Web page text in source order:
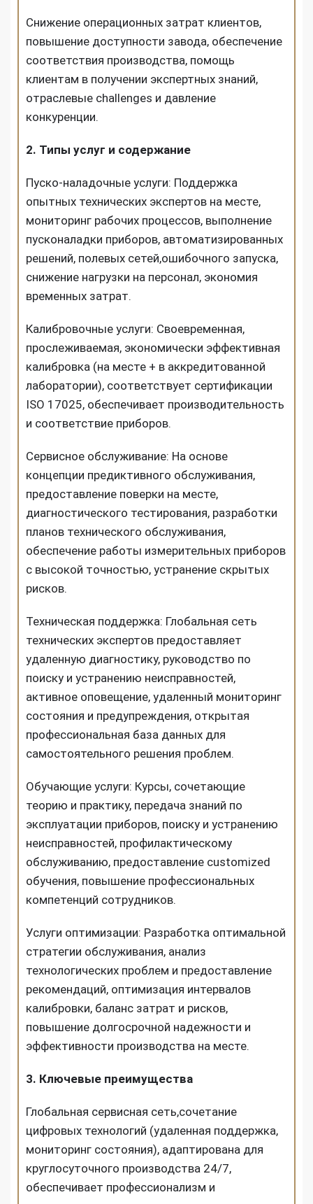
Снижение операционных затрат клиентов,
повышение доступности завода, обеспечение
соответствия производства, помощь
клиентам в получении экспертных знаний,
отраслевые challenges и давление
конкуренции.
2. Типы услуг и содержание
Пуско-наладочные услуги: Поддержка
опытных технических экспертов на месте,
мониторинг рабочих процессов, выполнение
пусконаладки приборов, автоматизированных
решений, полевых сетей,ошибочного запуска,
снижение нагрузки на персонал, экономия
временных затрат.
Калибровочные услуги: Своевременная,
прослеживаемая, экономически эффективная
калибровка (на месте + в аккредитованной
лаборатории), соответствует сертификации
ISO 17025, обеспечивает производительность
и соответствие приборов.
Сервисное обслуживание: На основе
концепции предиктивного обслуживания,
предоставление поверки на месте,
диагностического тестирования, разработки
планов технического обслуживания,
обеспечение работы измерительных приборов
с высокой точностью, устранение скрытых
рисков.
Техническая поддержка: Глобальная сеть
технических экспертов предоставляет
удаленную диагностику, руководство по
поиску и устранению неисправностей,
активное оповещение, удаленный мониторинг
состояния и предупреждения, открытая
профессиональная база данных для
самостоятельного решения проблем.
Обучающие услуги: Курсы, сочетающие
теорию и практику, передача знаний по
эксплуатации приборов, поиску и устранению
неисправностей, профилактическому
обслуживанию, предоставление customized
обучения, повышение профессиональных
компетенций сотрудников.
Услуги оптимизации: Разработка оптимальной
стратегии обслуживания, анализ
технологических проблем и предоставление
рекомендаций, оптимизация интервалов
калибровки, баланс затрат и рисков,
повышение долгосрочной надежности и
эффективности производства на месте.
3. Ключевые преимущества
Глобальная сервисная сеть,сочетание
цифровых технологий (удаленная поддержка,
мониторинг состояния), адаптирована для
круглосуточного производства 24/7,
обеспечивает профессионализм и